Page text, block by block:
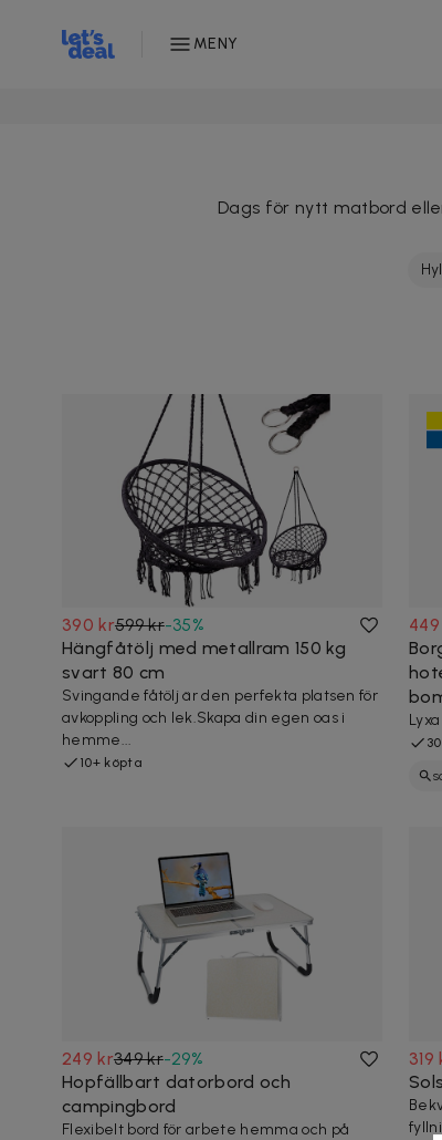
MENY
Dags för nytt matbord
390 kr599 kr-35%
Hängfåtölj med metallram 150 kg
svart 80 cm
Svingande fåtölj är den perfekta platsen för
avkoppling och lek.Skapa din egen oas i
hemme...
10+ köpta
249 kr349 kr-29%
Hopfällbart datorbord och
campingbord
Flexibelt bord för arbete hemma och på
319